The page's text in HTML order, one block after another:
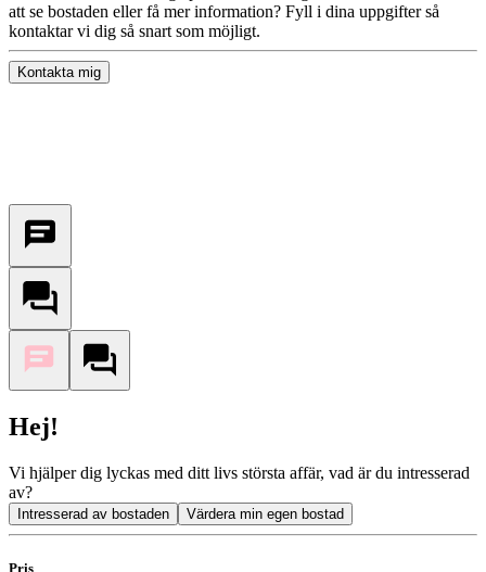
att se bostaden eller få mer information? Fyll i dina uppgifter så
kontaktar vi dig så snart som möjligt.
Kontakta mig
Hej!
Vi hjälper dig lyckas med ditt livs största affär, vad är du intresserad
av?
Intresserad av bostaden Värdera min egen bostad
Pris